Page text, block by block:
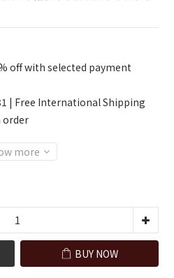
off with selected payment
| Free International Shipping
order
more
BUY NOW